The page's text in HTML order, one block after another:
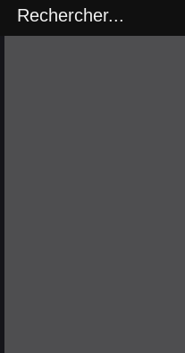
Rechercher...